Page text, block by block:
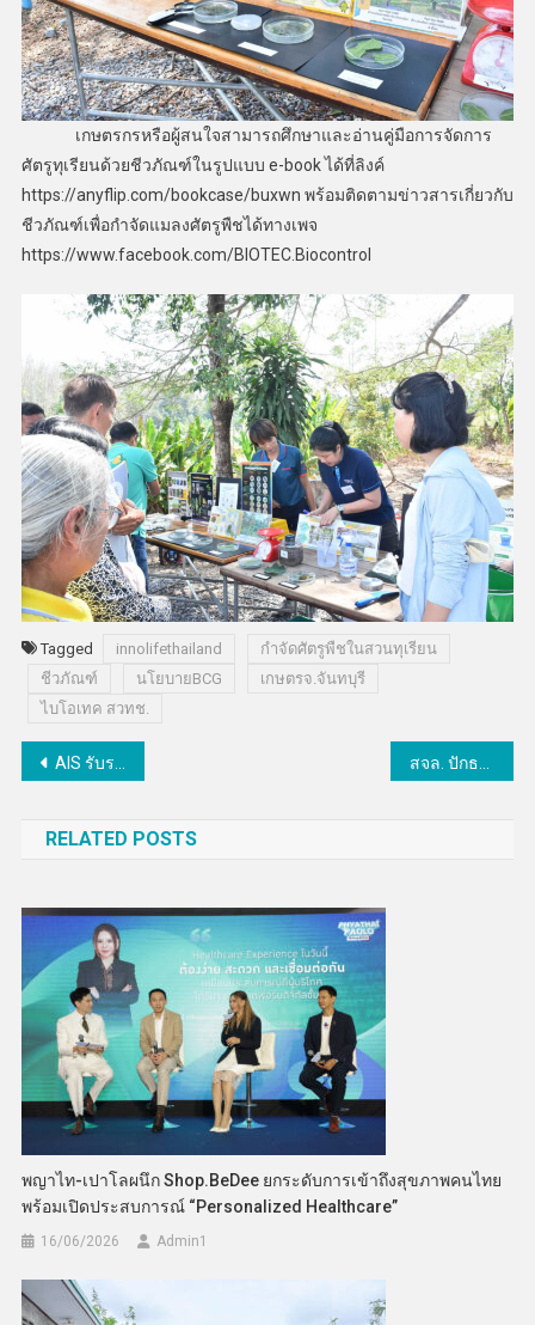
เกษตรกรหรือผู้สนใจสามารถศึกษาและอ่านคู่มือการจัดการ
ศัตรูทุเรียนด้วยชีวภัณฑ์ในรูปแบบ e-book ได้ที่ลิงค์
https://anyflip.com/bookcase/buxwn พร้อมติดตามข่าวสารเกี่ยวกับ
ชีวภัณฑ์เพื่อกำจัดแมลงศัตรูพืชได้ทางเพจ
https://www.facebook.com/BIOTEC.Biocontrol
Tagged innolifethailand
กำจัดศัตรูพืชในสวนทุเรียน
ชีวภัณฑ์
นโยบายBCG
เกษตรจ.จันทบุรี
ไบโอเทค สวทช.
แนะแนว
AIS รับรางวัล ASEAN’s Top Corporate Brand 2023 สจล. ปักธงนวัตกรรม-สตาร์ทอัพไทยดังไกลในเวทีโลก “งาน CES 2024” ที่สหรัฐอเมริกา
RELATED POSTS
พญาไท-เปาโลผนึก Shop.BeDee ยกระดับการเข้าถึงสุขภาพคนไทย
พร้อมเปิดประสบการณ์ “Personalized Healthcare”
16/06/2026 Admin​1